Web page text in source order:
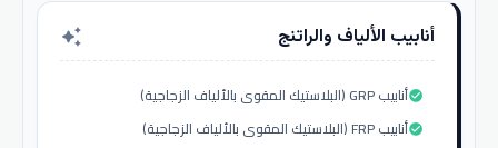
أنابيب الألياف والراتنج auto_awesome
أنابيب GRP (البلاستيك المقوى بالألياف الزجاجية)check_circle
أنابيب FRP (البلاستيك المقوى بالألياف الزجاجية)check_circle